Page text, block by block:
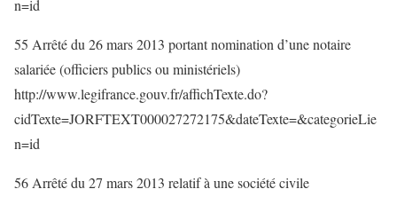
n=id
55 Arrêté du 26 mars 2013 portant nomination d’une notaire
salariée (officiers publics ou ministériels)
http://www.legifrance.gouv.fr/affichTexte.do?
cidTexte=JORFTEXT000027272175&dateTexte=&categorieLie
n=id
56 Arrêté du 27 mars 2013 relatif à une société civile